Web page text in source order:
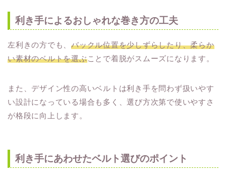
利き手によるおしゃれな巻き方の工夫
左利きの方でも、バックル位置を少しずらしたり、柔らか
い素材のベルトを選ぶことで着脱がスムーズになります。
また、デザイン性の高いベルトは利き手を問わず扱いやす
い設計になっている場合も多く、選び方次第で使いやすさ
が格段に向上します。
利き手にあわせたベルト選びのポイント